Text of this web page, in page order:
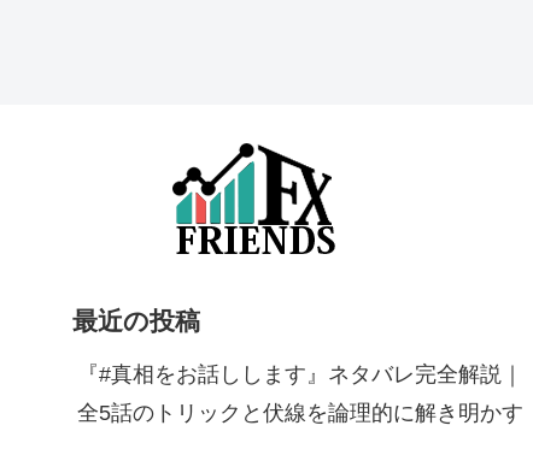
最近の投稿
『#真相をお話しします』ネタバレ完全解説｜
全5話のトリックと伏線を論理的に解き明かす